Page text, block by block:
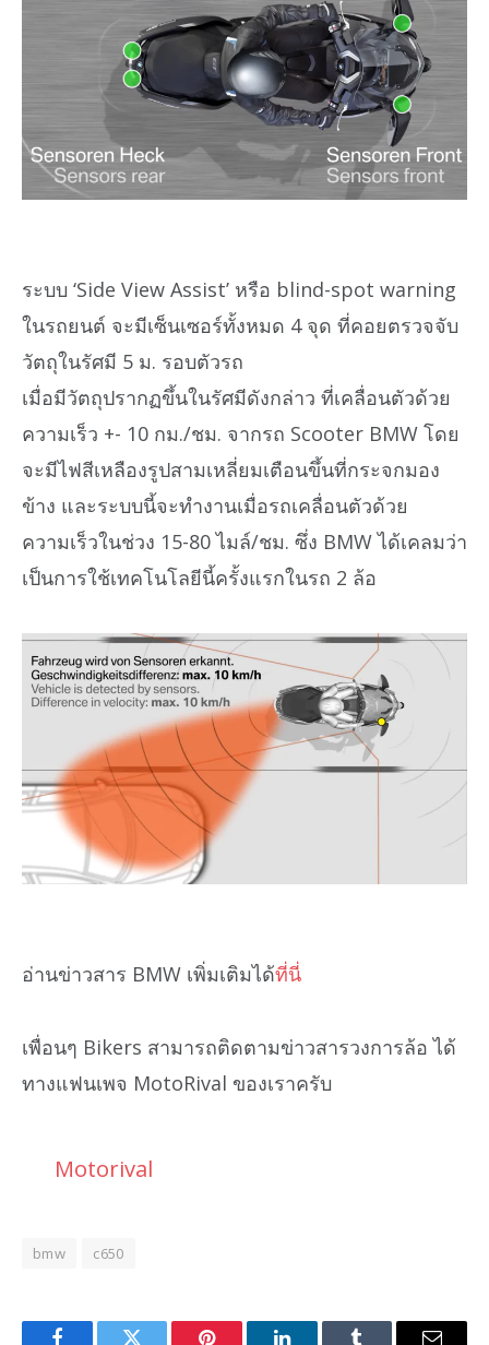
ระบบ ‘Side View Assist’ หรือ blind-spot warning
ในรถยนต์ จะมีเซ็นเซอร์ทั้งหมด 4 จุด ที่คอยตรวจจับ
วัตถุในรัศมี 5 ม. รอบตัวรถ
เมื่อมีวัตถุปรากฏขึ้นในรัศมีดังกล่าว ที่เคลื่อนตัวด้วย
ความเร็ว +- 10 กม./ชม. จากรถ Scooter BMW โดย
จะมีไฟสีเหลืองรูปสามเหลี่ยมเตือนขึ้นที่กระจกมอง
ข้าง และระบบนี้จะทำงานเมื่อรถเคลื่อนตัวด้วย
ความเร็วในช่วง 15-80 ไมล์/ชม. ซึ่ง BMW ได้เคลมว่า
เป็นการใช้เทคโนโลยีนี้ครั้งแรกในรถ 2 ล้อ
อ่านข่าวสาร BMW เพิ่มเติมได้ที่นี่
เพื่อนๆ Bikers สามารถติดตามข่าวสารวงการล้อ ได้
ทางแฟนเพจ MotoRival ของเราครับ
Motorival
bmw c650